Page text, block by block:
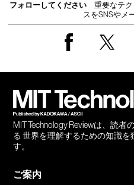
フォローしてください
重要なテ
スをSNSやメ
MIT Technology Reviewは、読
る 世界を理解するための知識
す。
ご案内